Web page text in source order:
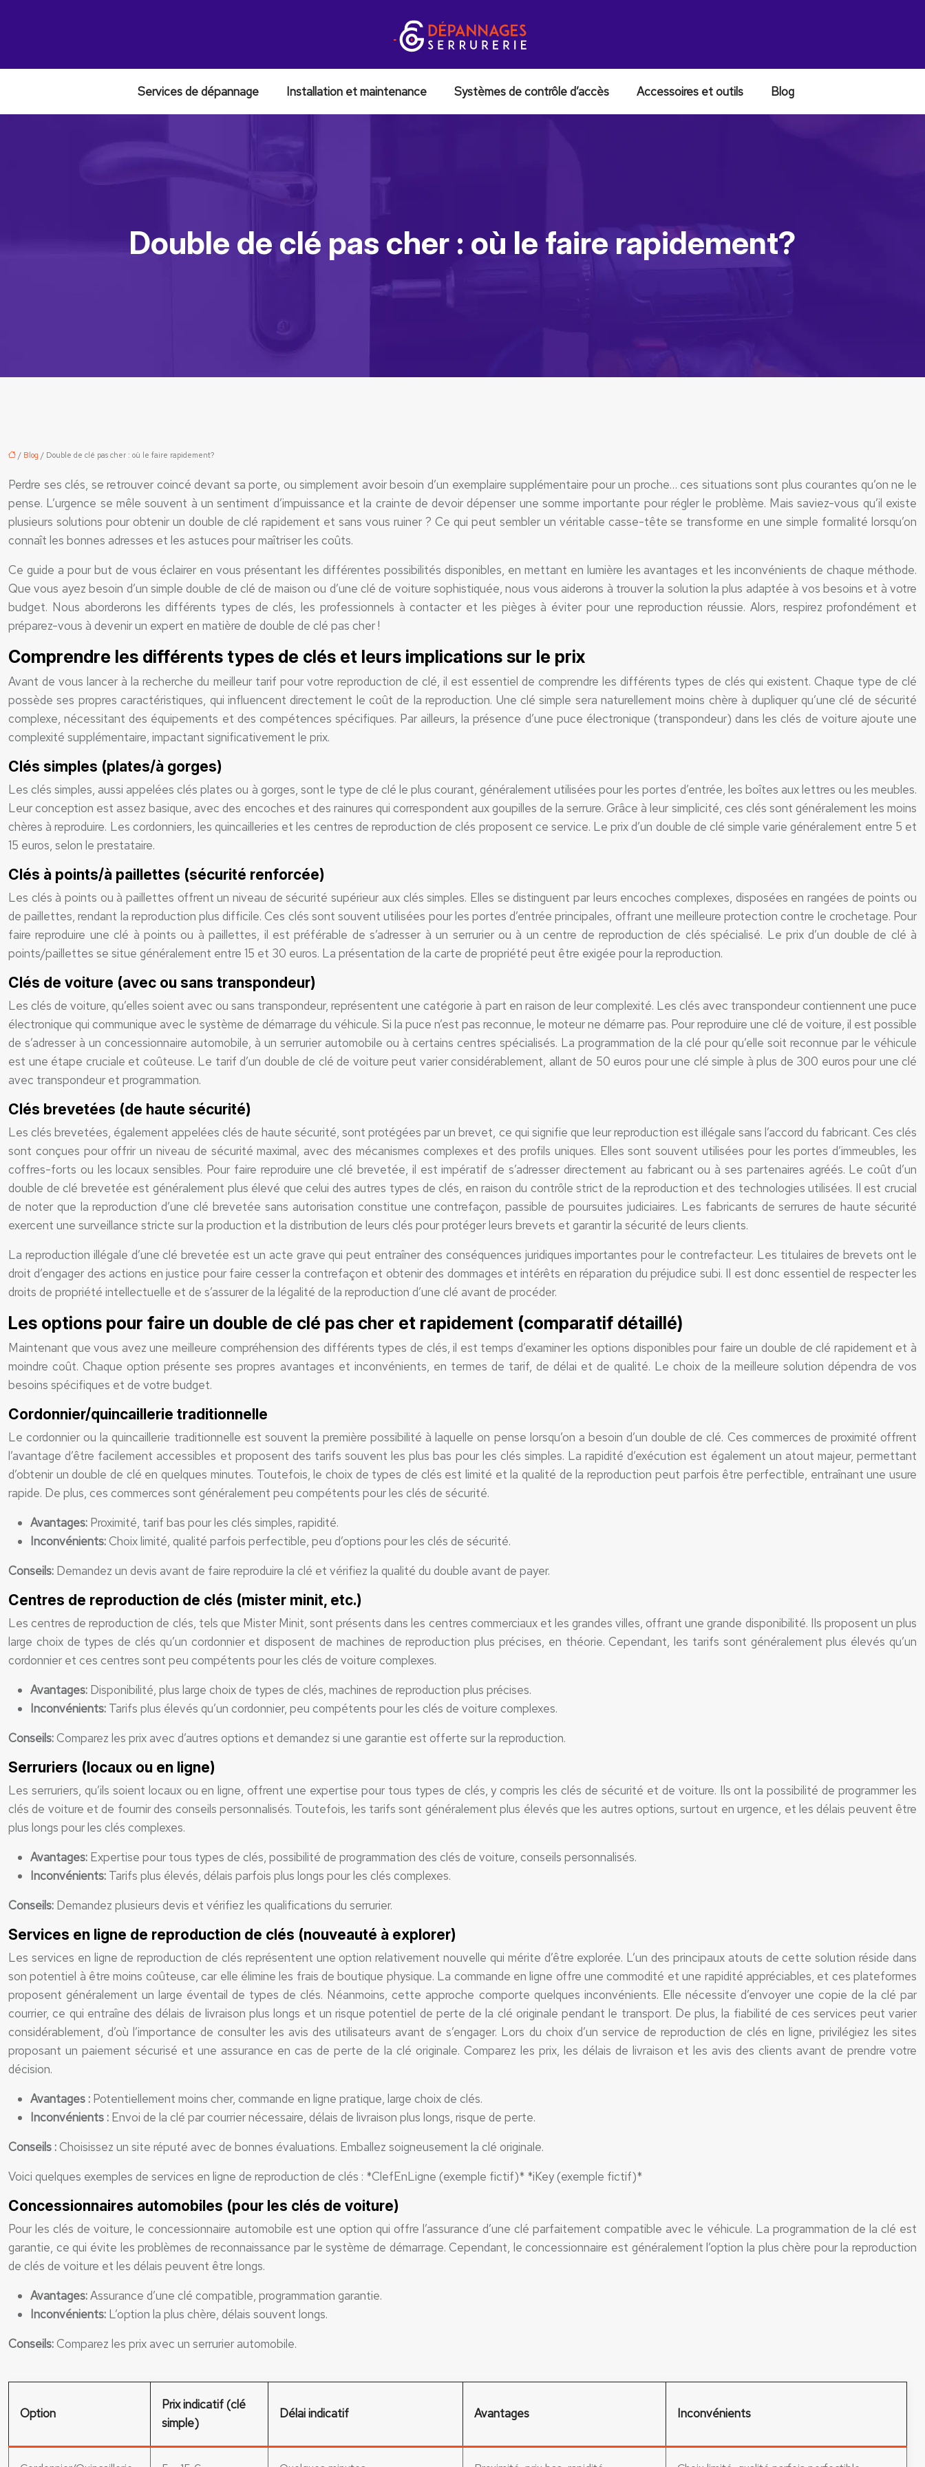
Services de dépannage Installation et maintenance Systèmes de contrôle d’accès Accessoires et outils Blog
Double de clé pas cher : où le faire rapidement?
/ Blog / Double de clé pas cher : où le faire rapidement?
Perdre ses clés, se retrouver coincé devant sa porte, ou simplement avoir besoin d’un exemplaire supplémentaire pour un proche… ces situations sont plus courantes qu’on ne le
pense. L’urgence se mêle souvent à un sentiment d’impuissance et la crainte de devoir dépenser une somme importante pour régler le problème. Mais saviez-vous qu’il existe
plusieurs solutions pour obtenir un double de clé rapidement et sans vous ruiner ? Ce qui peut sembler un véritable casse-tête se transforme en une simple formalité lorsqu’on
connaît les bonnes adresses et les astuces pour maîtriser les coûts.
Ce guide a pour but de vous éclairer en vous présentant les différentes possibilités disponibles, en mettant en lumière les avantages et les inconvénients de chaque méthode.
Que vous ayez besoin d’un simple double de clé de maison ou d’une clé de voiture sophistiquée, nous vous aiderons à trouver la solution la plus adaptée à vos besoins et à votre
budget. Nous aborderons les différents types de clés, les professionnels à contacter et les pièges à éviter pour une reproduction réussie. Alors, respirez profondément et
préparez-vous à devenir un expert en matière de double de clé pas cher !
Comprendre les différents types de clés et leurs implications sur le prix
Avant de vous lancer à la recherche du meilleur tarif pour votre reproduction de clé, il est essentiel de comprendre les différents types de clés qui existent. Chaque type de clé
possède ses propres caractéristiques, qui influencent directement le coût de la reproduction. Une clé simple sera naturellement moins chère à dupliquer qu’une clé de sécurité
complexe, nécessitant des équipements et des compétences spécifiques. Par ailleurs, la présence d’une puce électronique (transpondeur) dans les clés de voiture ajoute une
complexité supplémentaire, impactant significativement le prix.
Clés simples (plates/à gorges)
Les clés simples, aussi appelées clés plates ou à gorges, sont le type de clé le plus courant, généralement utilisées pour les portes d’entrée, les boîtes aux lettres ou les meubles.
Leur conception est assez basique, avec des encoches et des rainures qui correspondent aux goupilles de la serrure. Grâce à leur simplicité, ces clés sont généralement les moins
chères à reproduire. Les cordonniers, les quincailleries et les centres de reproduction de clés proposent ce service. Le prix d’un double de clé simple varie généralement entre 5 et
15 euros, selon le prestataire.
Clés à points/à paillettes (sécurité renforcée)
Les clés à points ou à paillettes offrent un niveau de sécurité supérieur aux clés simples. Elles se distinguent par leurs encoches complexes, disposées en rangées de points ou
de paillettes, rendant la reproduction plus difficile. Ces clés sont souvent utilisées pour les portes d’entrée principales, offrant une meilleure protection contre le crochetage. Pour
faire reproduire une clé à points ou à paillettes, il est préférable de s’adresser à un serrurier ou à un centre de reproduction de clés spécialisé. Le prix d’un double de clé à
points/paillettes se situe généralement entre 15 et 30 euros. La présentation de la carte de propriété peut être exigée pour la reproduction.
Clés de voiture (avec ou sans transpondeur)
Les clés de voiture, qu’elles soient avec ou sans transpondeur, représentent une catégorie à part en raison de leur complexité. Les clés avec transpondeur contiennent une puce
électronique qui communique avec le système de démarrage du véhicule. Si la puce n’est pas reconnue, le moteur ne démarre pas. Pour reproduire une clé de voiture, il est possible
de s’adresser à un concessionnaire automobile, à un serrurier automobile ou à certains centres spécialisés. La programmation de la clé pour qu’elle soit reconnue par le véhicule
est une étape cruciale et coûteuse. Le tarif d’un double de clé de voiture peut varier considérablement, allant de 50 euros pour une clé simple à plus de 300 euros pour une clé
avec transpondeur et programmation.
Clés brevetées (de haute sécurité)
Les clés brevetées, également appelées clés de haute sécurité, sont protégées par un brevet, ce qui signifie que leur reproduction est illégale sans l’accord du fabricant. Ces clés
sont conçues pour offrir un niveau de sécurité maximal, avec des mécanismes complexes et des profils uniques. Elles sont souvent utilisées pour les portes d’immeubles, les
coffres-forts ou les locaux sensibles. Pour faire reproduire une clé brevetée, il est impératif de s’adresser directement au fabricant ou à ses partenaires agréés. Le coût d’un
double de clé brevetée est généralement plus élevé que celui des autres types de clés, en raison du contrôle strict de la reproduction et des technologies utilisées. Il est crucial
de noter que la reproduction d’une clé brevetée sans autorisation constitue une contrefaçon, passible de poursuites judiciaires. Les fabricants de serrures de haute sécurité
exercent une surveillance stricte sur la production et la distribution de leurs clés pour protéger leurs brevets et garantir la sécurité de leurs clients.
La reproduction illégale d’une clé brevetée est un acte grave qui peut entraîner des conséquences juridiques importantes pour le contrefacteur. Les titulaires de brevets ont le
droit d’engager des actions en justice pour faire cesser la contrefaçon et obtenir des dommages et intérêts en réparation du préjudice subi. Il est donc essentiel de respecter les
droits de propriété intellectuelle et de s’assurer de la légalité de la reproduction d’une clé avant de procéder.
Les options pour faire un double de clé pas cher et rapidement (comparatif détaillé)
Maintenant que vous avez une meilleure compréhension des différents types de clés, il est temps d’examiner les options disponibles pour faire un double de clé rapidement et à
moindre coût. Chaque option présente ses propres avantages et inconvénients, en termes de tarif, de délai et de qualité. Le choix de la meilleure solution dépendra de vos
besoins spécifiques et de votre budget.
Cordonnier/quincaillerie traditionnelle
Le cordonnier ou la quincaillerie traditionnelle est souvent la première possibilité à laquelle on pense lorsqu’on a besoin d’un double de clé. Ces commerces de proximité offrent
l’avantage d’être facilement accessibles et proposent des tarifs souvent les plus bas pour les clés simples. La rapidité d’exécution est également un atout majeur, permettant
d’obtenir un double de clé en quelques minutes. Toutefois, le choix de types de clés est limité et la qualité de la reproduction peut parfois être perfectible, entraînant une usure
rapide. De plus, ces commerces sont généralement peu compétents pour les clés de sécurité.
Avantages: Proximité, tarif bas pour les clés simples, rapidité.
Inconvénients:Choix limité, qualité parfois perfectible, peu d’options pour les clés de sécurité.
Conseils: Demandez un devis avant de faire reproduire la clé et vérifiez la qualité du double avant de payer.
Centres de reproduction de clés (mister minit, etc.)
Les centres de reproduction de clés, tels que Mister Minit, sont présents dans les centres commerciaux et les grandes villes, offrant une grande disponibilité. Ils proposent un plus
large choix de types de clés qu’un cordonnier et disposent de machines de reproduction plus précises, en théorie. Cependant, les tarifs sont généralement plus élevés qu’un
cordonnier et ces centres sont peu compétents pour les clés de voiture complexes.
Avantages: Disponibilité, plus large choix de types de clés, machines de reproduction plus précises.
Inconvénients: Tarifs plus élevés qu’un cordonnier, peu compétents pour les clés de voiture complexes.
Conseils:Comparez les prix avec d’autres options et demandez si une garantie est offerte sur la reproduction.
Serruriers (locaux ou en ligne)
Les serruriers, qu’ils soient locaux ou en ligne, offrent une expertise pour tous types de clés, y compris les clés de sécurité et de voiture. Ils ont la possibilité de programmer les
clés de voiture et de fournir des conseils personnalisés. Toutefois, les tarifs sont généralement plus élevés que les autres options, surtout en urgence, et les délais peuvent être
plus longs pour les clés complexes.
Avantages: Expertise pour tous types de clés, possibilité de programmation des clés de voiture, conseils personnalisés.
Inconvénients: Tarifs plus élevés, délais parfois plus longs pour les clés complexes.
Conseils: Demandez plusieurs devis et vérifiez les qualifications du serrurier.
Services en ligne de reproduction de clés (nouveauté à explorer)
Les services en ligne de reproduction de clés représentent une option relativement nouvelle qui mérite d’être explorée. L’un des principaux atouts de cette solution réside dans
son potentiel à être moins coûteuse, car elle élimine les frais de boutique physique. La commande en ligne offre une commodité et une rapidité appréciables, et ces plateformes
proposent généralement un large éventail de types de clés. Néanmoins, cette approche comporte quelques inconvénients. Elle nécessite d’envoyer une copie de la clé par
courrier, ce qui entraîne des délais de livraison plus longs et un risque potentiel de perte de la clé originale pendant le transport. De plus, la fiabilité de ces services peut varier
considérablement, d’où l’importance de consulter les avis des utilisateurs avant de s’engager. Lors du choix d’un service de reproduction de clés en ligne, privilégiez les sites
proposant un paiement sécurisé et une assurance en cas de perte de la clé originale. Comparez les prix, les délais de livraison et les avis des clients avant de prendre votre
décision.
Avantages : Potentiellement moins cher, commande en ligne pratique, large choix de clés.
Inconvénients : Envoi de la clé par courrier nécessaire, délais de livraison plus longs, risque de perte.
Conseils :Choisissez un site réputé avec de bonnes évaluations. Emballez soigneusement la clé originale.
Voici quelques exemples de services en ligne de reproduction de clés : *ClefEnLigne (exemple fictif)* *iKey (exemple fictif)*
Concessionnaires automobiles (pour les clés de voiture)
Pour les clés de voiture, le concessionnaire automobile est une option qui offre l’assurance d’une clé parfaitement compatible avec le véhicule. La programmation de la clé est
garantie, ce qui évite les problèmes de reconnaissance par le système de démarrage. Cependant, le concessionnaire est généralement l’option la plus chère pour la reproduction
de clés de voiture et les délais peuvent être longs.
Avantages:Assurance d’une clé compatible, programmation garantie.
Inconvénients: L’option la plus chère, délais souvent longs.
Conseils:Comparez les prix avec un serrurier automobile.
Option
Prix indicatif (clé
simple)
Délai indicatif Avantages Inconvénients